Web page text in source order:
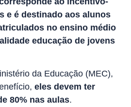
e é destinado aos alunos
no ensino médio
educação de jovens
da Educação (MEC),
eles devem ter
80% nas aulas.